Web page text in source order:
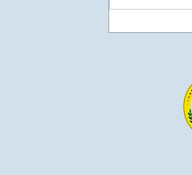
o Sistema